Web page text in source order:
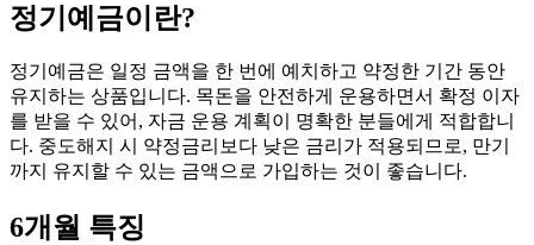
정기예금이란?
정기예금은 일정 금액을 한 번에 예치하고 약정한 기간 동안
유지하는 상품입니다. 목돈을 안전하게 운용하면서 확정 이자
를 받을 수 있어, 자금 운용 계획이 명확한 분들에게 적합합니
다. 중도해지 시 약정금리보다 낮은 금리가 적용되므로, 만기
까지 유지할 수 있는 금액으로 가입하는 것이 좋습니다.
6개월 특징